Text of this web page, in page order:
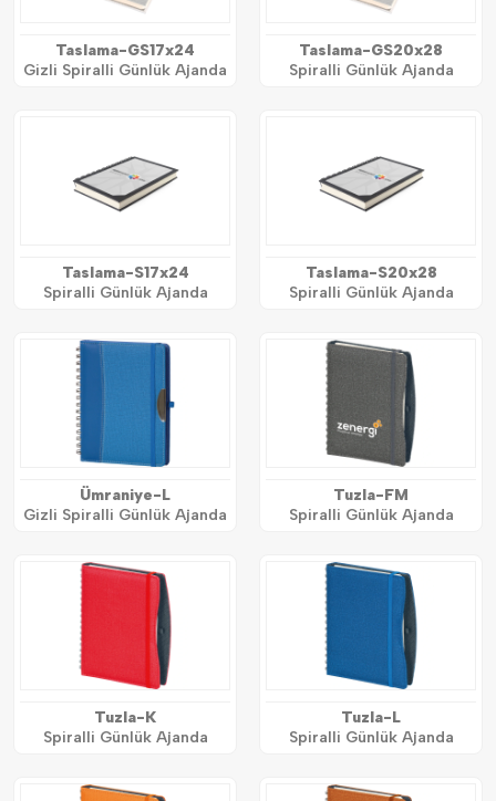
Taslama-GS17x24
Gizli Spiralli Günlük Ajanda
Taslama-GS20x28
Spiralli Günlük Ajanda
Taslama-S17x24
Spiralli Günlük Ajanda
Taslama-S20x28
Spiralli Günlük Ajanda
Ümraniye-L
Gizli Spiralli Günlük Ajanda
Tuzla-FM
Spiralli Günlük Ajanda
Tuzla-K
Spiralli Günlük Ajanda
Tuzla-L
Spiralli Günlük Ajanda